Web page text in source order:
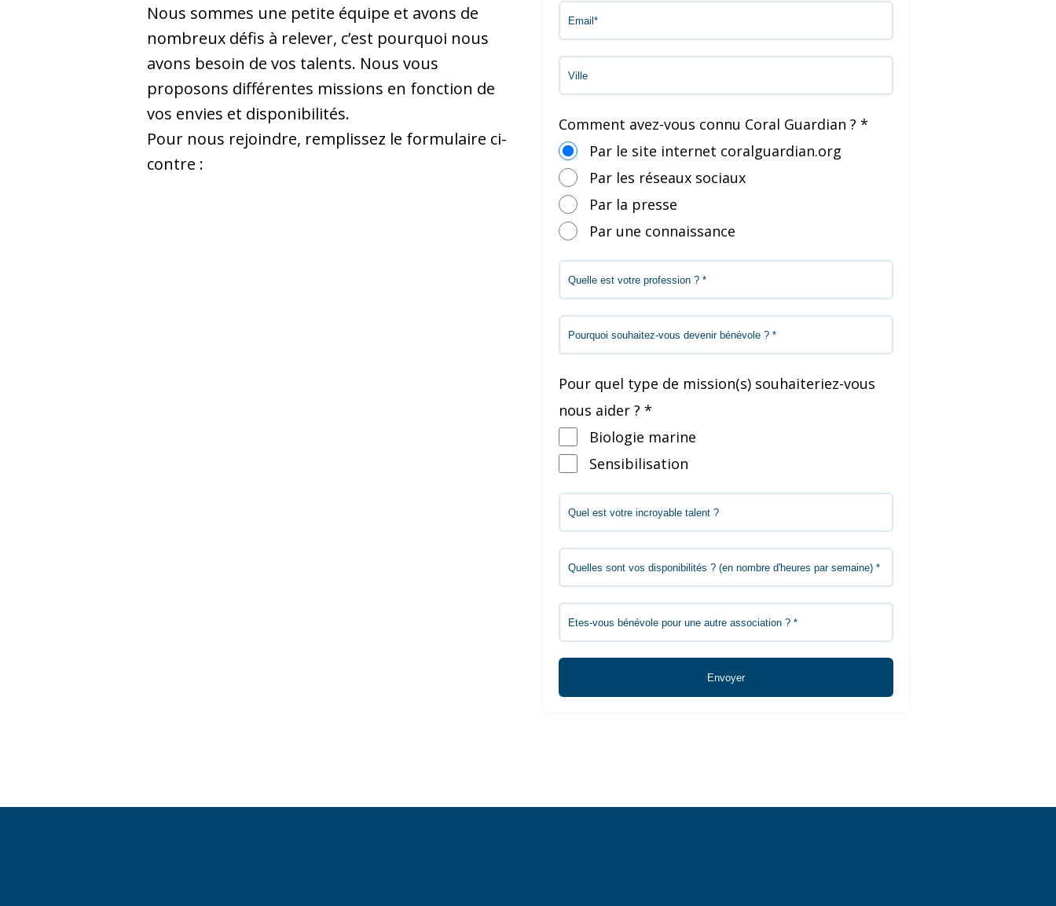
Nous sommes une petite équipe et avons de
nombreux défis à relever, c’est pourquoi nous
avons besoin de vos talents. Nous vous
proposons différentes missions en fonction de
vos envies et disponibilités.
Pour nous rejoindre, remplissez le formulaire ci-
contre :
Comment avez-vous connu Coral Guardian ? *
Par le site internet coralguardian.org
Par les réseaux sociaux
Par la presse
Par une connaissance
Pour quel type de mission(s) souhaiteriez-vous
nous aider ? *
Biologie marine
Sensibilisation